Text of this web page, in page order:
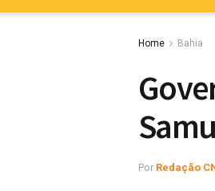
Home Bahia
Por Redação